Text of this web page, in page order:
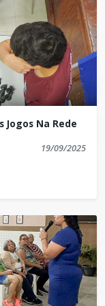
Na Rede
19/09/2025